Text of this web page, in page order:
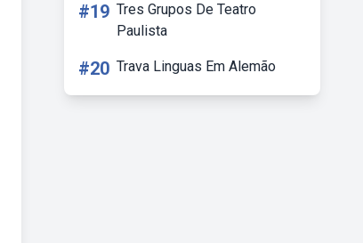
#19 Tres Grupos De Teatro
Paulista
#20 Trava Linguas Em Alemão